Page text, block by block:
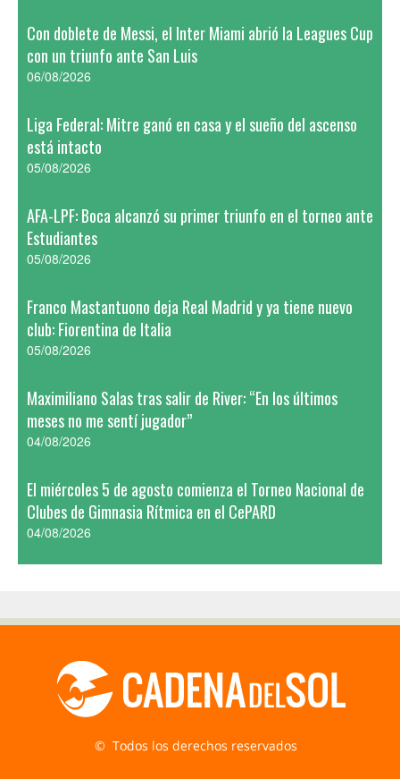
Con doblete de Messi, el Inter Miami abrió la Leagues Cup
con un triunfo ante San Luis
06/08/2026
Liga Federal: Mitre ganó en casa y el sueño del ascenso
está intacto
05/08/2026
AFA-LPF: Boca alcanzó su primer triunfo en el torneo ante
Estudiantes
05/08/2026
Franco Mastantuono deja Real Madrid y ya tiene nuevo
club: Fiorentina de Italia
05/08/2026
Maximiliano Salas tras salir de River: “En los últimos
meses no me sentí jugador”
04/08/2026
El miércoles 5 de agosto comienza el Torneo Nacional de
Clubes de Gimnasia Rítmica en el CePARD
04/08/2026